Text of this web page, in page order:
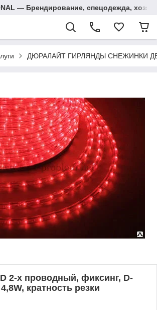
— Брендирование, спецодежда,
ДЮРАЛАЙТ ГИРЛЯНДЫ СНЕЖИНКИ
2-х проводный, фиксинг, D-
кратность резки